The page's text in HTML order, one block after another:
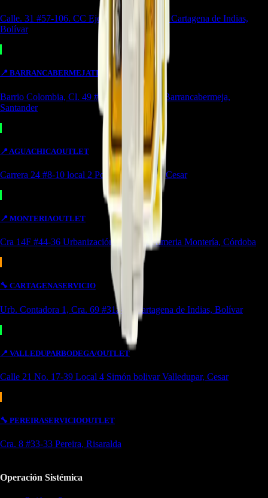
Calle. 31 #57-106. CC Ejecutivos Local 130 Cartagena de Indias,
Bolívar
📍 BARRANCABERMEJATIENDA
Barrio Colombia, Cl. 49 #15-66 Local 107 Barrancabermeja,
Santander
📍 AGUACHICAOUTLET
Carrera 24 #8-10 local 2 Potozí Aguachica, Cesar
📍 MONTERIAOUTLET
Cra 14F #44-36 Urbanización Portal de Almeria Montería, Córdoba
🔧 CARTAGENASERVICIO
Urb. Contadora 1, Cra. 69 #31a-37 Cartagena de Indias, Bolívar
📍 VALLEDUPARBODEGA/OUTLET
Calle 21 No. 17-39 Local 4 Simón bolivar Valledupar, Cesar
🔧 PEREIRASERVICIOOUTLET
Cra. 8 #33-33 Pereira, Risaralda
Operación Sistémica